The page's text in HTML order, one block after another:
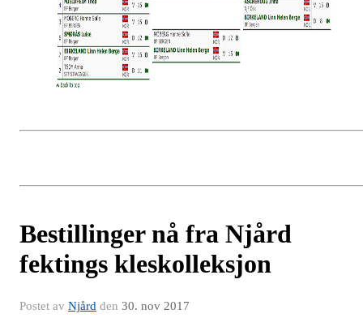
Bestillinger nå fra Njård
fektings kleskolleksjon
Postet av Njård den 30. nov 2017